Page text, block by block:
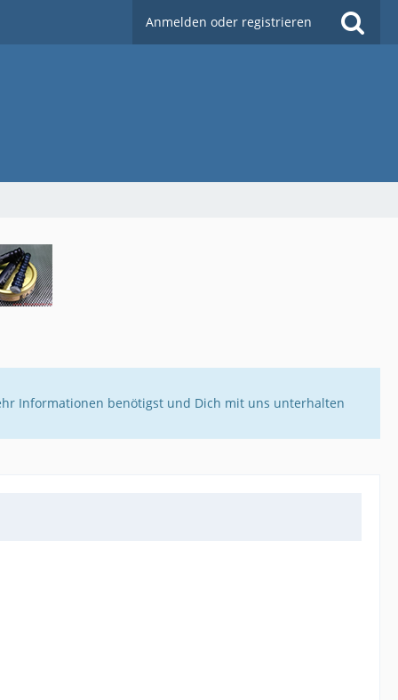
Anmelden oder registrieren
Informationen benötigst und Dich mit uns unterhalten